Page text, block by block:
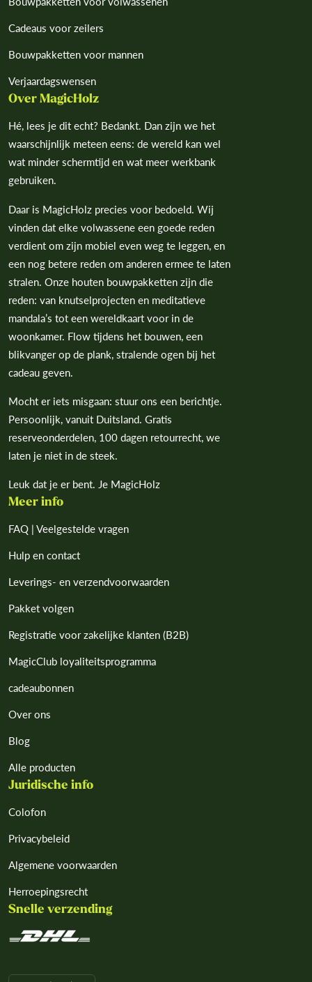
¡
Cadeaus voor zeilers
Bouwpakketten voor mannen
Verjaardagswensen
Over MagicHolz
Hé, lees je dit echt? Bedankt. Dan zijn we het
waarschijnlijk meteen eens: de wereld kan wel
wat minder schermtijd en wat meer werkbank
gebruiken.
Daar is MagicHolz precies voor bedoeld. Wij
vinden dat elke volwassene een goede reden
verdient om zijn mobiel even weg te leggen, en
een nog betere reden om anderen ermee te laten
stralen. Onze houten bouwpakketten zijn die
reden: van knutselprojecten en meditatieve
mandala’s tot een wereldkaart voor in de
woonkamer. Flow tijdens het bouwen, een
blikvanger op de plank, stralende ogen bij het
cadeau geven.
Mocht er iets misgaan: stuur ons een berichtje.
Persoonlijk, vanuit Duitsland. Gratis
reserveonderdelen, 100 dagen retourrecht, we
laten je niet in de steek.
Leuk dat je er bent. Je MagicHolz
Meer info
FAQ | Veelgestelde vragen
Hulp en contact
Leverings- en verzendvoorwaarden
Pakket volgen
Registratie voor zakelijke klanten (B2B)
MagicClub loyaliteitsprogramma
cadeaubonnen
Over ons
Blog
Alle producten
Juridische info
Colofon
Privacybeleid
Algemene voorwaarden
Herroepingsrecht
Snelle verzending
L